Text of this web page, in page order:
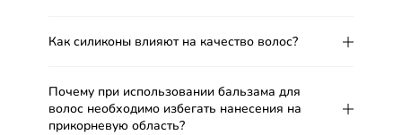
Как силиконы влияют на качество волос?
Почему при использовании бальзама для
волос необходимо избегать нанесения на
прикорневую область?